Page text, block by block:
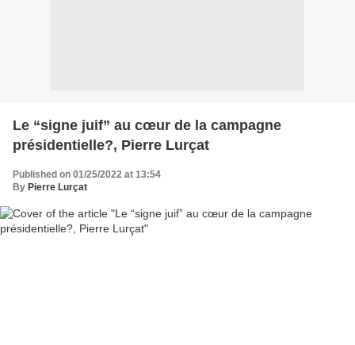
Le “signe juif” au cœur de la campagne
présidentielle?, Pierre Lurçat
Published on 01/25/2022 at 13:54
By Pierre Lurçat